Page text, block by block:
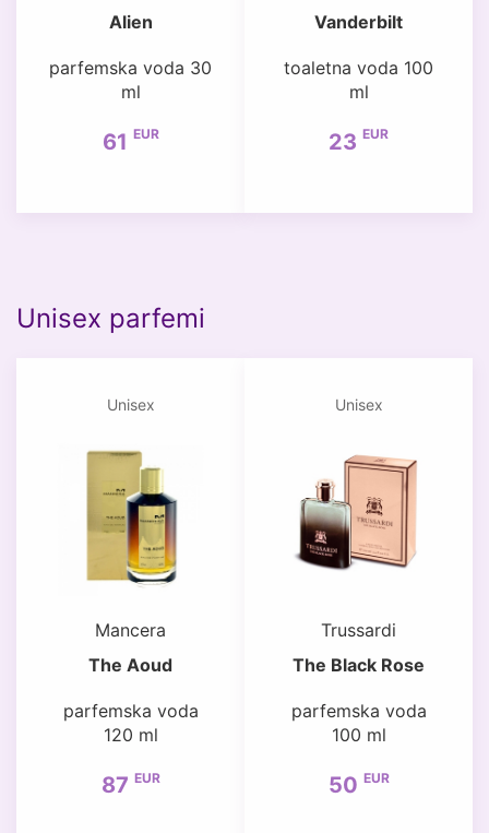
Alien
parfemska voda 30
ml
61 EUR
Vanderbilt
toaletna voda 100
ml
23 EUR
Unisex parfemi
Unisex
Mancera
The Aoud
parfemska voda
120 ml
87 EUR
Unisex
Trussardi
The Black Rose
parfemska voda
100 ml
50 EUR